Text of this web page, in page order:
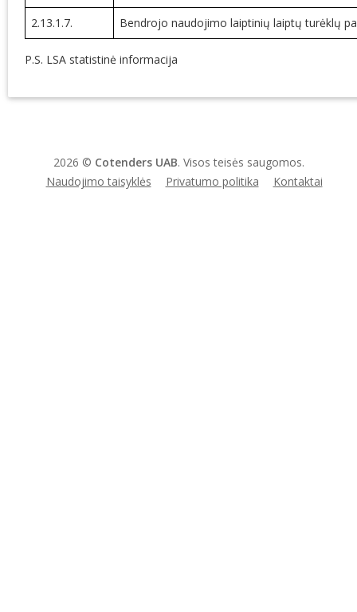
2.13.1.7. Bendrojo naudojimo laiptinių laiptų turėklų
P.S. LSA statistinė informacija
2026 © Cotenders UAB. Visos teisės saugomos.
Naudojimo taisyklės
Privatumo politika Kontaktai